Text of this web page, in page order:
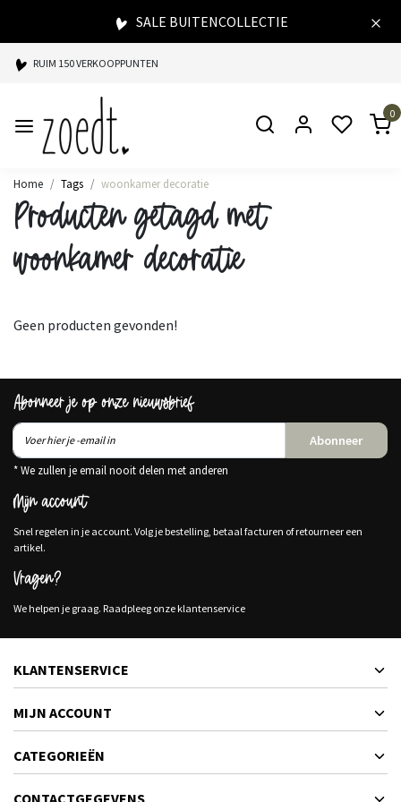
SALE BUITENCOLLECTIE
RUIM 150 VERKOOPPUNTEN
SPAARPUNTEN BIJ ELKE AANKOOP
SNELLE LEVERING
0
Home Tags woonkamer decoratie
Producten getagd met
woonkamer decoratie
Geen producten gevonden!
Abonneer je op onze nieuwsbrief
Abonneer
* We zullen je email nooit delen met anderen
Mijn account
Snel regelen in je account. Volg je bestelling, betaal facturen of retourneer een
artikel.
Vragen?
We helpen je graag. Raadpleeg onze klantenservice
KLANTENSERVICE
MIJN ACCOUNT
CATEGORIEËN
CONTACTGEGEVENS